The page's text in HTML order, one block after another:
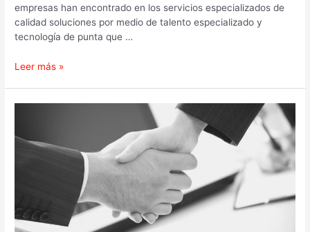
empresas han encontrado en los servicios especializados de
calidad soluciones por medio de talento especializado y
tecnología de punta que …
Leer más »
contratar
sorteadoras
la
hora.